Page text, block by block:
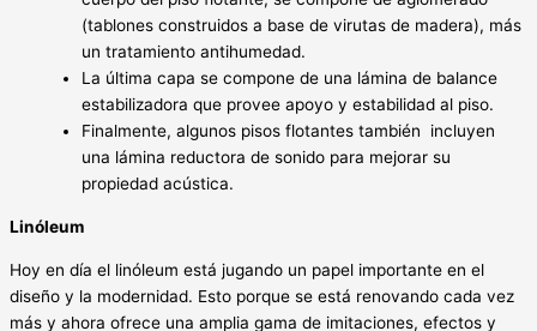
(tablones construidos a base de virutas de madera), más
un tratamiento antihumedad.
La última capa se compone de una lámina de balance
estabilizadora que provee apoyo y estabilidad al piso.
Finalmente, algunos pisos flotantes también incluyen
una lámina reductora de sonido para mejorar su
propiedad acústica.
Linóleum
Hoy en día el linóleum está jugando un papel importante en el
diseño y la modernidad. Esto porque se está renovando cada vez
más y ahora ofrece una amplia gama de imitaciones, efectos y